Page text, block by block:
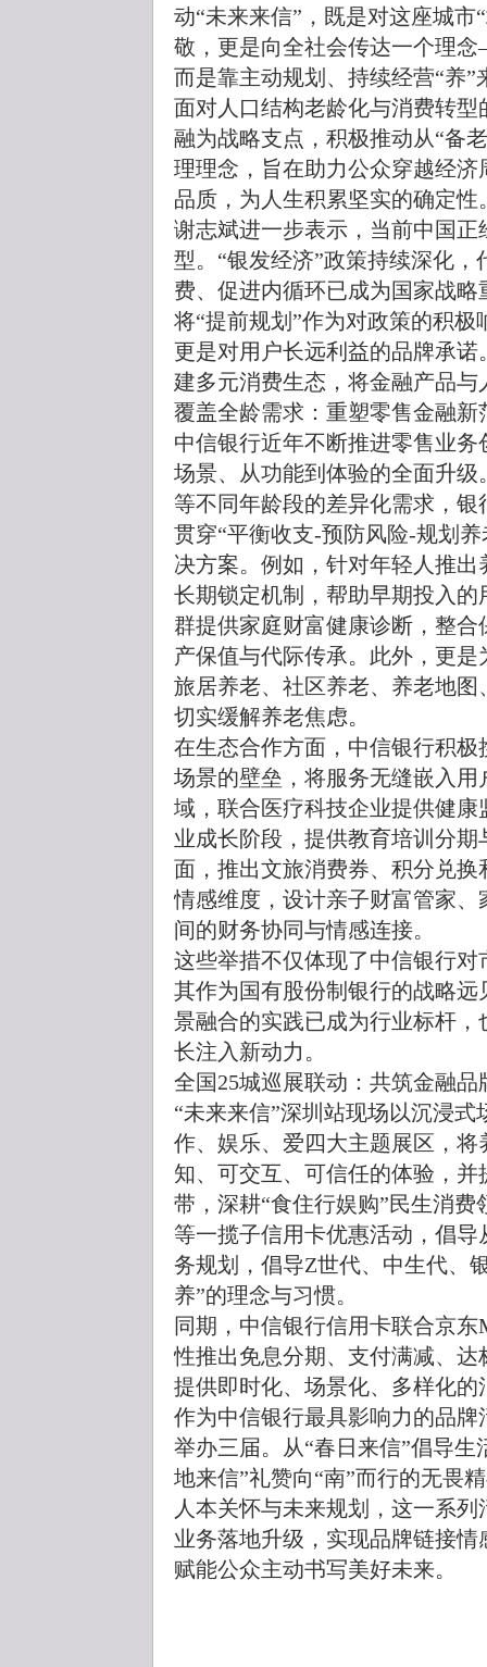
动“未来来信”，既是对这座城
敬，更是向全社会传达一个理
而是靠主动规划、持续经营“养”
面对人口结构老龄化与消费转
融为战略支点，积极推动从“备
理理念，旨在助力公众穿越经
品质，为人生积累坚实的确定性
谢志斌进一步表示，当前中国
型。“银发经济”政策持续深化
费、促进内循环已成为国家战
将“提前规划”作为对政策的积
更是对用户长远利益的品牌承
建多元消费生态，将金融产品
覆盖全龄需求：重塑零售金融新
中信银行近年不断推进零售业
场景、从功能到体验的全面升
等不同年龄段的差异化需求，
贯穿“平衡收支-预防风险-规划
决方案。例如，针对年轻人推
长期锁定机制，帮助早期投入
群提供家庭财富健康诊断，整
产保值与代际传承。此外，更
旅居养老、社区养老、养老地
切实缓解养老焦虑。
在生态合作方面，中信银行积
场景的壁垒，将服务无缝嵌入
域，联合医疗科技企业提供健
业成长阶段，提供教育培训分
面，推出文旅消费券、积分兑
情感维度，设计亲子财富管家
间的财务协同与情感连接。
这些举措不仅体现了中信银行
其作为国有股份制银行的战略
景融合的实践已成为行业标杆
长注入新动力。
全国25城巡展联动：共筑金融品
“未来来信”深圳站现场以沉浸
作、娱乐、爱四大主题展区，
知、可交互、可信任的体验，
带，深耕“食住行娱购”民生消
等一揽子信用卡优惠活动，倡
务规划，倡导Z世代、中生代、
养”的理念与习惯。
同期，中信银行信用卡联合京
性推出免息分期、支付满减、
提供即时化、场景化、多样化的
作为中信银行最具影响力的品牌
举办三届。从“春日来信”倡导
地来信”礼赞向“南”而行的无畏
人本关怀与未来规划，这一系
业务落地升级，实现品牌链接
赋能公众主动书写美好未来。